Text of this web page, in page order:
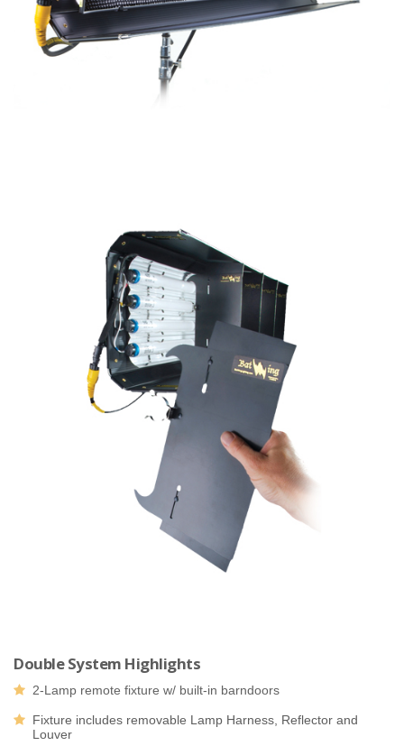
Double System Highlights
2-Lamp remote fixture w/ built-in barndoors
Fixture includes removable Lamp Harness, Reflector and
Louver